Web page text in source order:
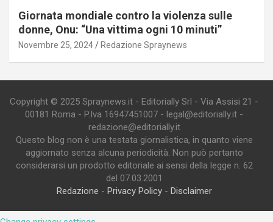
Giornata mondiale contro la violenza sulle
donne, Onu: “Una vittima ogni 10 minuti”
Novembre 25, 2024 Redazione Spraynews
Copyright © 2025 Spraynews.it - Editorially Srl - Via Assisi 21 -
00181 Roma - P.Iva 16947451007 - legal@editorially.it -
redazione@editorially.it
Questo blog non è una testata giornalistica, in quanto viene
aggiornato senza alcuna periodicità. Non può pertanto
considerarsi un prodotto editoriale ai sensi della legge n. 62
del 07.03.2001
Redazione - Privacy Policy- Disclaimer